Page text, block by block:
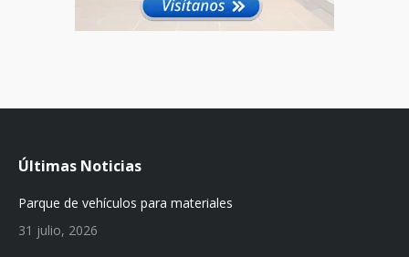
Últimas Noticias
Parque de vehículos para materiales
31 julio, 2026